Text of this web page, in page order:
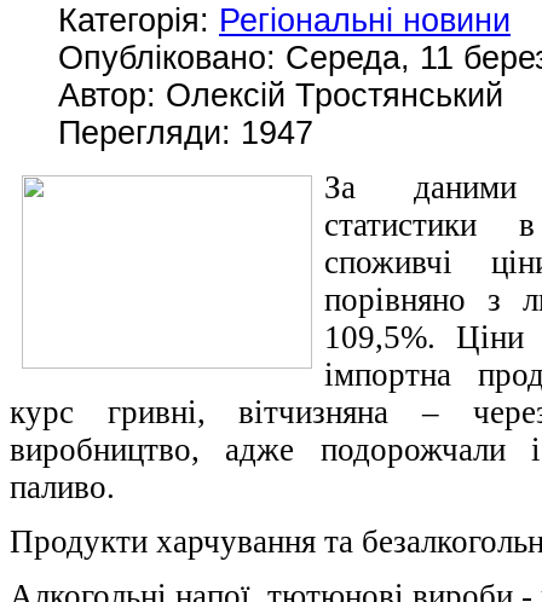
Категорія: Регіональні новини
Опубліковано: Середа, 11
Автор: Олексій Тростянський
Перегляди: 1947
За даними
статистики
споживчі
порівняно з
109,5%. Ціни
імпортна
курс гривні, вітчизняна –
виробництво, адже подорожчали
паливо.
Продукти харчування та